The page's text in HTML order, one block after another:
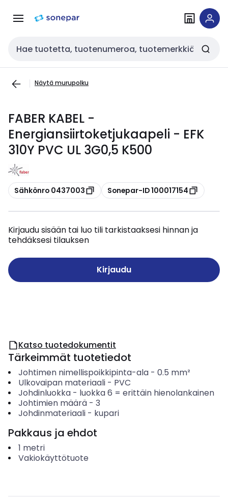
navigointiinsisältöön
Haku
Näytä murupolku
FABER KABEL -
Energiansiirtoketjukaapeli - EFK
310Y PVC UL 3G0,5 K500
Kopioi
Sähkönro 0437003 Kopioi
Sonepar-ID 100017154
Kirjaudu sisään tai luo tili tarkistaaksesi hinnan ja
tehdäksesi tilauksen
Kirjaudu
Katso tuotedokumentit
Tärkeimmät tuotetiedot
Johtimen nimellispoikkipinta-ala- 0.5 mm²
Ulkovaipan materiaali- PVC
Johdinluokka- luokka 6 = erittäin hienolankainen
Johtimien määrä- 3
Johdinmateriaali- kupari
Pakkaus ja ehdot
1 metri
Vakiokäyttötuote